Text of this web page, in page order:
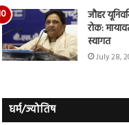
जौहर
रोक:
स्वागत
July 28,
धर्म/ज्योतिष